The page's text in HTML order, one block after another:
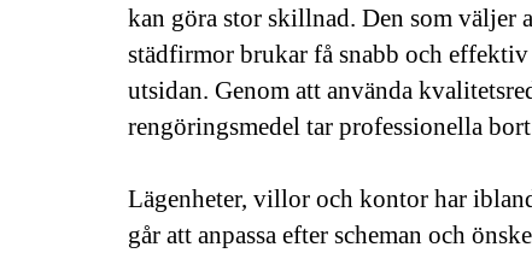
kan göra stor skillnad. Den som väljer
städfirmor brukar få snabb och
utsidan. Genom att använda
rengöringsmedel tar professionella
Lägenheter, villor och kontor har
går att anpassa efter scheman och